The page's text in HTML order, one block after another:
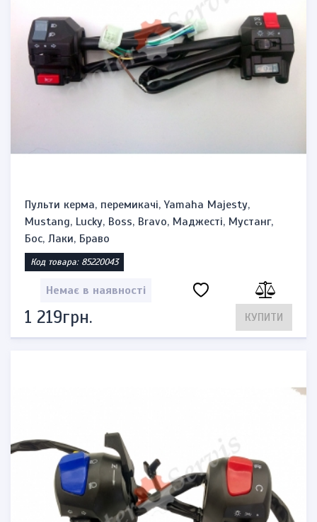
Пульти керма, перемикачі, Yamaha Majesty,
Mustang, Lucky, Boss, Bravo, Маджесті, Мустанг,
Бос, Лаки, Браво
Код товара: 85220043
Немає в наявності
1 219грн. КУПИТИ